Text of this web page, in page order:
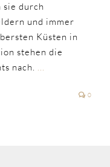
durch
und immer
Küsten in
stehen die
nach. ...
0